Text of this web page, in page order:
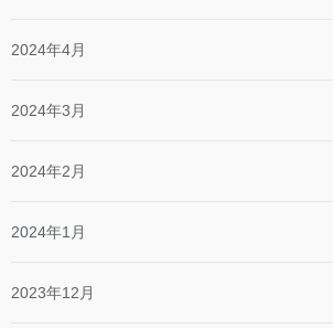
2024年4月
2024年3月
2024年2月
2024年1月
2023年12月